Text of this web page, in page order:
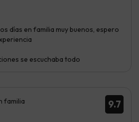
días en familia muy buenos, espero
se escuchaba todo
9.7
familia